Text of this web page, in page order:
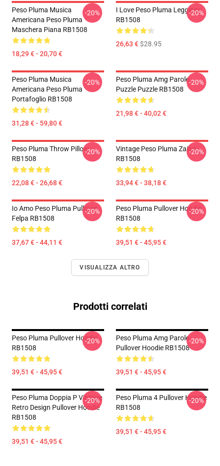
Peso Pluma Musica
Americana Peso Pluma
Maschera Piana RB1508
18,29 € - 20,70 €
-20%
I Love Peso Pluma Leggings
RB1508
26,63 €$28.95
-20%
Peso Pluma Musica
Americana Peso Pluma
Portafoglio RB1508
31,28 € - 59,80 €
-20%
Peso Pluma Amg Parole
Puzzle Puzzle RB1508
21,98 € - 40,02 €
-20%
Peso Pluma Throw Pillow
RB1508
22,08 € - 26,68 €
-20%
Vintage Peso Pluma Zaino
RB1508
33,94 € - 38,18 €
-20%
Io Amo Peso Pluma Pullover
Felpa RB1508
37,67 € - 44,11 €
-20%
Peso Pluma Pullover Hoodie
RB1508
39,51 € - 45,95 €
-20%
VISUALIZZA ALTRO
Prodotti correlati
Peso Pluma Pullover Hoodie
RB1508
39,51 € - 45,95 €
-20%
Peso Pluma Amg Parole
Pullover Hoodie RB1508
39,51 € - 45,95 €
-20%
Peso Pluma Doppia P Vintage
Retro Design Pullover Hoodie
RB1508
39,51 € - 45,95 €
-20%
Peso Pluma 4 Pullover Hoodie
RB1508
39,51 € - 45,95 €
-20%